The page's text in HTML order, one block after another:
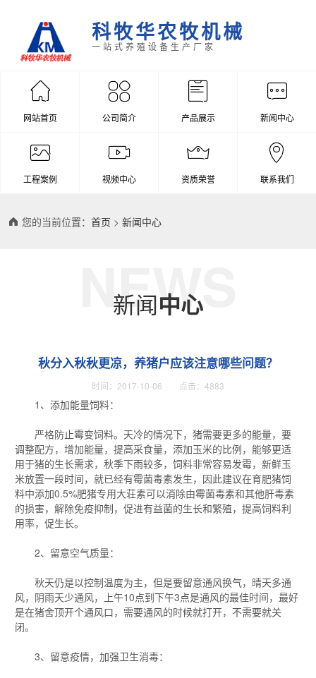
科牧华农牧机械
一站式养殖设备生产厂家
网站首页 公司简介 产品展示 新闻中心
工程案例 视频中心 资质荣誉 联系我们
您的当前位置：首页 >新闻中心
新闻中心
NEWS
秋分入秋秋更凉，养猪户应该注意哪些问题？
时间：2017-10-06 点击：4883
1、添加能量饲料：
严格防止霉变饲料。天冷的情况下，猪需要更多的能量，要
调整配方，增加能量，提高采食量，添加玉米的比例，能够更适
用于猪的生长需求，秋季下雨较多，饲料非常容易发霉，新鲜玉
米放置一段时间，就已经有霉菌毒素发生，因此建议在育肥猪饲
料中添加0.5%肥猪专用大荘素可以消除由霉菌毒素和其他肝毒素
的损害，解除免疫抑制，促进有益菌的生长和繁殖，提高饲料利
用率，促生长。
2、留意空气质量：
秋天仍是以控制温度为主，但是要留意通风换气，晴天多通
风，阴雨天少通风，上午10点到下午3点是通风的最佳时间，最好
是在猪舍顶开个通风口，需要通风的时候就打开，不需要就关
闭。
3、留意疫情，加强卫生消毒：